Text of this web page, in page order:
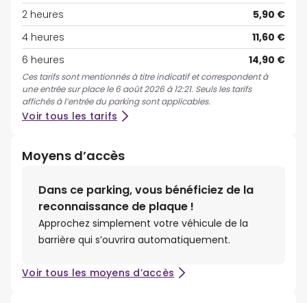
2 heures
5,90 €
4 heures
11,60 €
6 heures
14,90 €
Ces tarifs sont mentionnés à titre indicatif et correspondent à
une entrée sur place le 6 août 2026 à 12:21. Seuls les tarifs
affichés à l’entrée du parking sont applicables.
Voir tous les tarifs
Moyens d’accès
Dans ce parking, vous bénéficiez de la
reconnaissance de plaque !
Approchez simplement votre véhicule de la
barrière qui s’ouvrira automatiquement.
Voir tous les moyens d’accès